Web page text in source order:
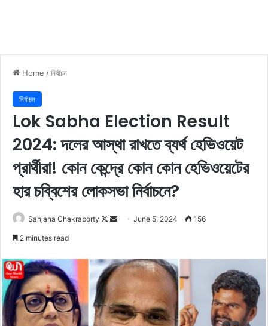
Home /নিৰ্বাচন
নিৰ্বাচন
Lok Sabha Election Result
2024: দলের আস্থা রাখতে ব্যর্থ হেভিওয়েট
প্রার্থীরা! কোন কেন্দ্রে কোন কোন হেভিওয়েটের
হার চব্বিশের লোকসভা নির্বাচনে?
Sanjana Chakraborty
F
l
o
w
o
n
d
e
m
June 5, 2024 156
2 minutes read